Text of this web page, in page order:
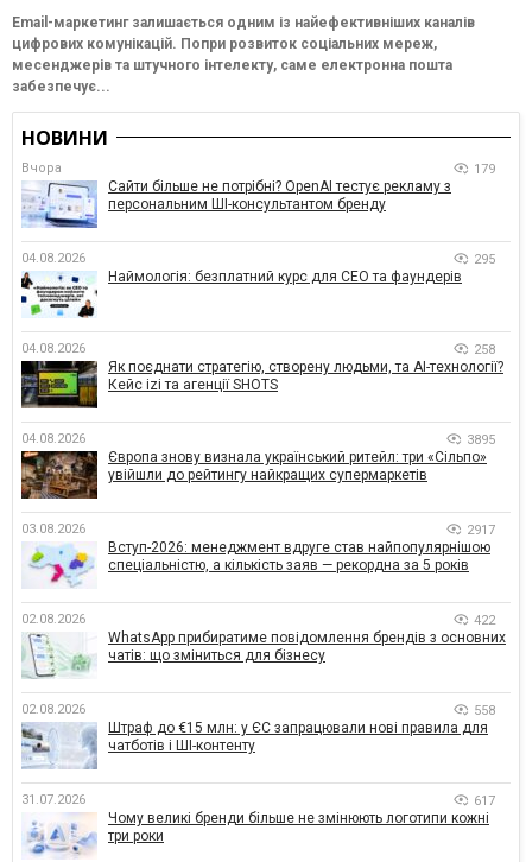
Email-маркетинг залишається одним із найефективніших каналів
цифрових комунікацій. Попри розвиток соціальних мереж,
месенджерів та штучного інтелекту, саме електронна пошта
забезпечує...
НОВИНИ
Вчора 179
Сайти більше не потрібні? OpenAI тестує рекламу з
персональним ШІ-консультантом бренду
04.08.2026 295
Наймологія: безплатний курс для CEO та фаундерів
04.08.2026 258
Як поєднати стратегію, створену людьми, та AI-технології?
Кейс izi та агенції SHOTS
04.08.2026 3895
Європа знову визнала український ритейл: три «Сільпо»
увійшли до рейтингу найкращих супермаркетів
03.08.2026 2917
Вступ-2026: менеджмент вдруге став найпопулярнішою
спеціальністю, а кількість заяв — рекордна за 5 років
02.08.2026 422
WhatsApp прибиратиме повідомлення брендів з основних
чатів: що зміниться для бізнесу
02.08.2026 558
Штраф до €15 млн: у ЄС запрацювали нові правила для
чатботів і ШІ-контенту
31.07.2026 617
Чому великі бренди більше не змінюють логотипи кожні
три роки